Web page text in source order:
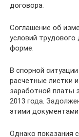
договора.
Соглашение об
условий
форме.
В спорной
расчетные листки
заработной платы
2013 года.
этими
Однако показания